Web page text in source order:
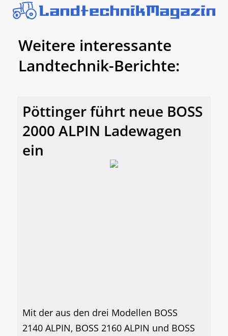
Weitere interessante
Landtechnik-Berichte:
Pöttinger führt neue BOSS
2000 ALPIN Ladewagen
ein
Mit der aus den drei Modellen BOSS
2140 ALPIN, BOSS 2160 ALPIN und BOSS